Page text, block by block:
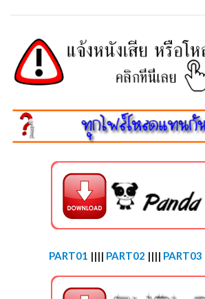
PART01 |||| PART02 |||| PART03